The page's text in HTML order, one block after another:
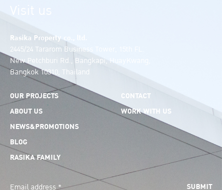
Visit us
Rasika Property co., ltd.
2445/24 Tararom Business Tower, 15th FL.
New Petchburi Rd., Bangkapi, HuayKwang,
Bangkok 10310, Thailand
OUR PROJECTS
ABOUT US
NEWS&PROMOTIONS
BLOG
RASIKA FAMILY
CONTACT
WORK WITH US
Email address * SUBMIT